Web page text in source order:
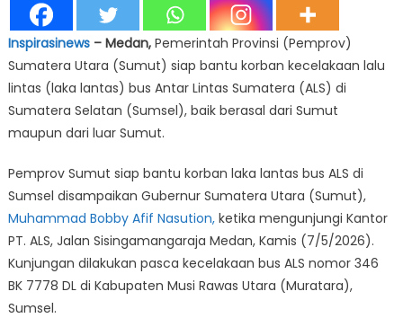
Inspirasinews– Medan,Pemerintah Provinsi (Pemprov)
Sumatera Utara (Sumut) siap bantu korban kecelakaan lalu
lintas (laka lantas) bus Antar Lintas Sumatera (ALS) di
Sumatera Selatan (Sumsel), baik berasal dari Sumut
maupun dari luar Sumut.
Pemprov Sumut siap bantu korban laka lantas bus ALS di
Sumsel disampaikan Gubernur Sumatera Utara (Sumut),
Muhammad Bobby Afif Nasution,ketika mengunjungi Kantor
PT. ALS, Jalan Sisingamangaraja Medan, Kamis (7/5/2026).
Kunjungan dilakukan pasca kecelakaan bus ALS nomor 346
BK 7778 DL di Kabupaten Musi Rawas Utara (Muratara),
Sumsel.